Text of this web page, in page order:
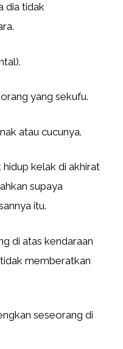
dia tidak
yang sekufu.
atau cucunya.
kelak di akhirat
supaya
itu.
di atas kendaraan
memberatkan
seseorang di